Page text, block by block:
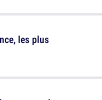
les plus